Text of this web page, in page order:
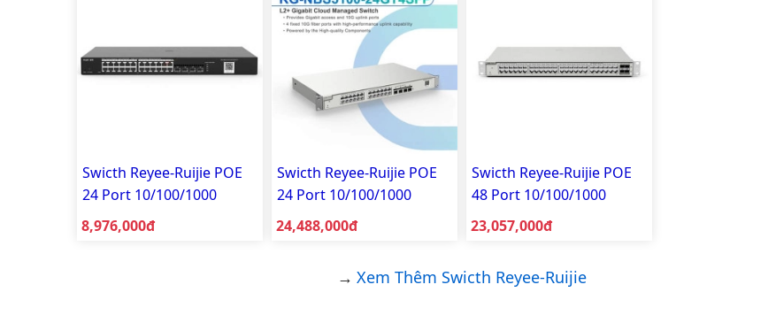
Swicth Reyee-Ruijie POE
24 Port 10/100/1000
Smart Managed RG-
NBS3100-24GT4SFP
Giá bán:
8,976,000đ
Swicth Reyee-Ruijie POE
24 Port 10/100/1000
Smart Managed RG-
NBS5100-24GT4SFP-P
Giá bán:
24,488,000đ
Swicth Reyee-Ruijie POE
48 Port 10/100/1000
Smart Managed RG-
NBS5100-48GT4SFP
Giá bán:
23,057,000đ
Xem Thêm Swicth Reyee-Ruijie